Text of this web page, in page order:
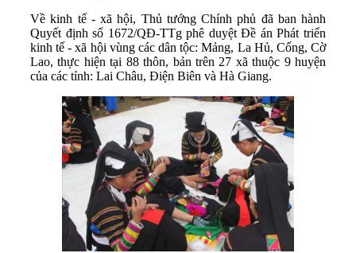
Về kinh tế - xã hội, Thủ tướng Chính phủ đã ban hành
Quyết định số 1672/QĐ-TTg phê duyệt Đề án Phát triển
kinh tế - xã hội vùng các dân tộc: Mảng, La Hủ, Cống, Cờ
Lao, thực hiện tại 88 thôn, bản trên 27 xã thuộc 9 huyện
của các tỉnh: Lai Châu, Điện Biên và Hà Giang.